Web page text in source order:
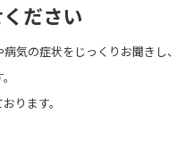
ださい
気の症状をじっくりお聞きし、
ります。